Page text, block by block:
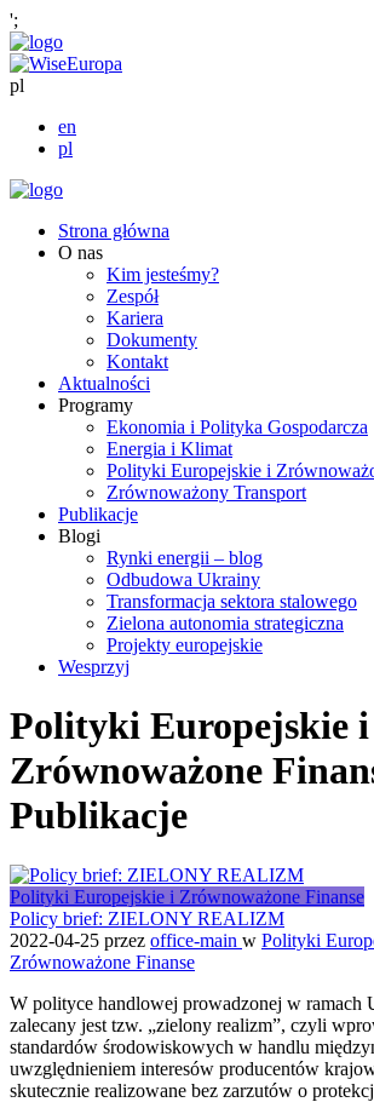
';
pl
en
pl
Strona główna
O nas
Kim jesteśmy?
Zespół
Kariera
Dokumenty
Kontakt
Aktualności
Programy
Ekonomia i Polityka Gospodarcza
Energia i Klimat
Polityki Europejskie i
Zrównoważony Transport
Publikacje
Blogi
Rynki energii – blog
Odbudowa Ukrainy
Transformacja sektora stalowego
Zielona autonomia strategiczna
Projekty europejskie
Wesprzyj
Polityki Europejskie i
Zrównoważone
Publikacje
Polityki Europejskie i Zrównoważone Finanse
Policy brief: ZIELONY REALIZM
2022-04-25 przez office-main w Polityki
Zrównoważone Finanse
W polityce handlowej prowadzonej w ramach
zalecany jest tzw. „zielony realizm”, czyli
standardów środowiskowych w handlu
uwzględnieniem interesów producentów
skutecznie realizowane bez zarzutów o